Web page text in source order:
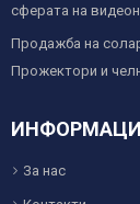
сферата на
Продажба на
Прожектори и
За нас